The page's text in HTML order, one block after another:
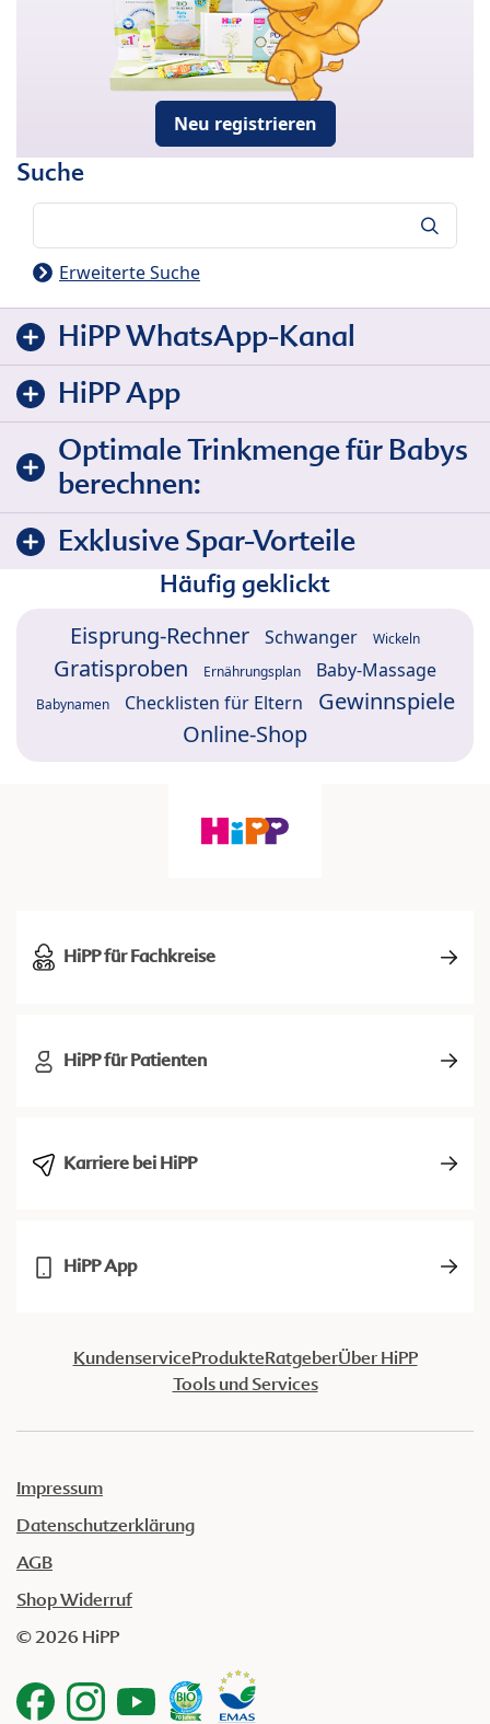
Neu registrieren
Suche
Erweiterte Suche
HiPP WhatsApp-Kanal
HiPP App
Optimale Trinkmenge für Babys
berechnen:
Exklusive Spar-Vorteile
Häufig geklickt
Eisprung-Rechner Schwanger Wickeln
Gratisproben Ernährungsplan Baby-Massage
Babynamen Checklisten für Eltern
Gewinnspiele
Online-Shop
HiPP für Fachkreise
HiPP für Patienten
Karriere bei HiPP
HiPP App
KundenserviceProdukteRatgeberÜber HiPP
Tools und Services
Impressum
Datenschutzerklärung
AGB
Shop Widerruf
© 2026 HiPP